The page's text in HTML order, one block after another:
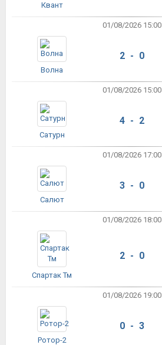
Квант
01/08/2026 15:00
Волна
2 - 0
01/08/2026 15:00
Сатурн
4 - 2
01/08/2026 17:00
Салют
3 - 0
01/08/2026 18:00
Спартак Тм
2 - 0
01/08/2026 19:00
Ротор-2
0 - 3